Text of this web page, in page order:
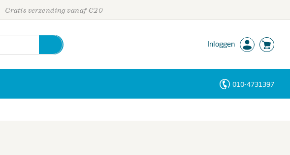
Gratis verzending vanaf €20
Inloggen
010-4731397
Personen